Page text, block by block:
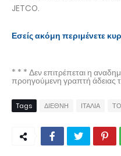
JETCO.
Εσείς ακόμη περιμένετε
* * * Δεν επιτρέπεται η
προηγούμενη γραπτή άδειας
Tags ΔΙΕΘΝΗ ΙΤΑΛΙΑ